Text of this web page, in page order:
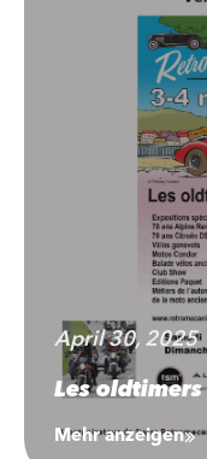
April 30, 2025
Les oldtimers
Mehr anzeigen